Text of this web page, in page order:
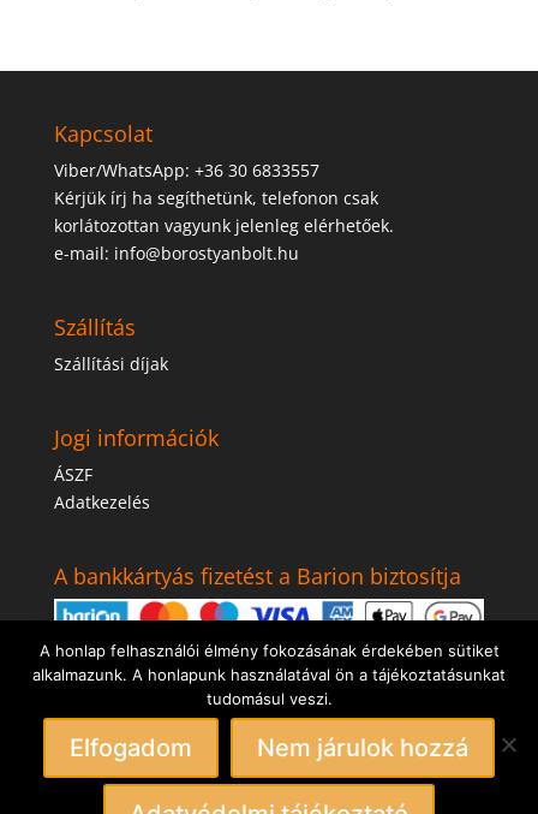
Kapcsolat
Viber/WhatsApp: +36 30 6833557
Kérjük írj ha segíthetünk, telefonon csak
korlátozottan vagyunk jelenleg elérhetőek.
e-mail: info@borostyanbolt.hu
Szállítás
Szállítási díjak
Jogi információk
ÁSZF
Adatkezelés
A bankkártyás fizetést a Barion biztosítja
Tulajdonos: Greenweb.Kft. A weboldal szövege és
A honlap felhasználói élmény fokozásának érdekében sütiket
alkalmazunk. A honlapunk használatával ön a tájékoztatásunkat
tudomásul veszi.
Elfogadom Nem járulok hozzá